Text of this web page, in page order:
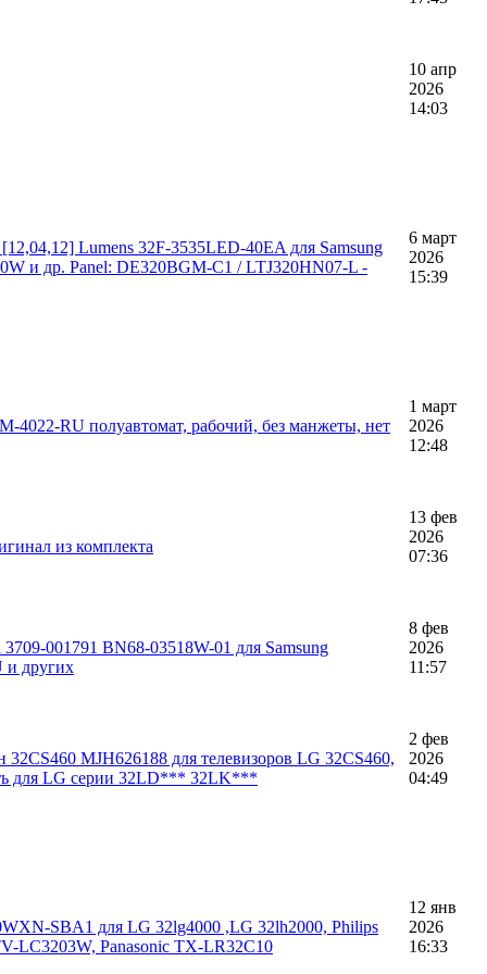
10 апр
2026
14:03
Lumens 32F-3535LED-40EA для Samsung
и др. Panel: DE320BGM-C1 / LTJ320HN07-L -
6 март
2026
15:39
RU полуавтомат, рабочий, без манжеты, нет
1 март
2026
12:48
из комплекта
13 фев
2026
07:36
001791 BN68-03518W-01 для Samsung
и других
8 фев
2026
11:57
MJH626188 для телевизоров LG 32CS460,
для LG серии 32LD*** 32LK***
2 фев
2026
04:49
SBA1 для LG 32lg4000 ,LG 32lh2000, Philips
LC3203W, Panasonic TX-LR32C10
12 янв
2026
16:33